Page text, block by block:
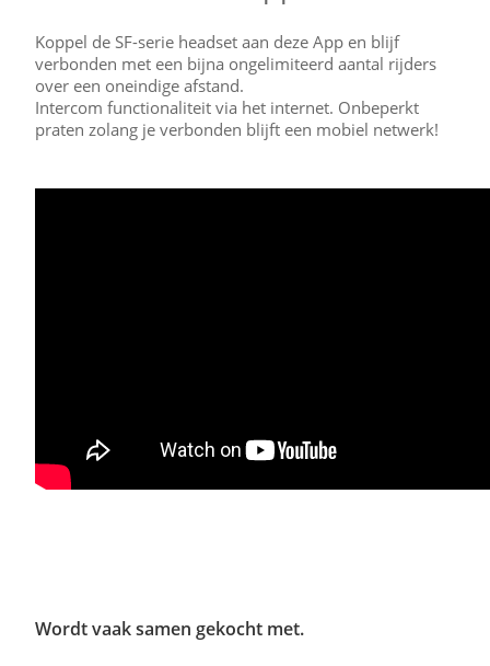
Koppel de SF-serie headset aan deze App en blijf
verbonden met een bijna ongelimiteerd aantal rijders
over een oneindige afstand.
Intercom functionaliteit via het internet. Onbeperkt
praten zolang je verbonden blijft een mobiel netwerk!
Wordt vaak samen gekocht met.